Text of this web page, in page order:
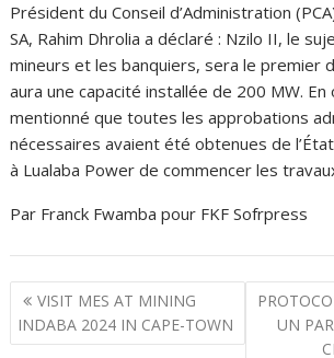
Président du Conseil d’Administration
SA, Rahim Dhrolia a déclaré : Nzilo II, le
mineurs et les banquiers, sera le premier
aura une capacité installée de 200 MW. En
mentionné que toutes les approbations
nécessaires avaient été obtenues de
à Lualaba Power de commencer les
Par Franck Fwamba pour FKF Sofrpress
N
a
VISIT MES AT MINING
INDABA 2024 IN CAPE-TOWN
UN